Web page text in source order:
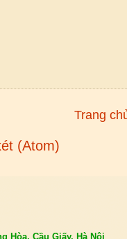
Trang
(Atom)
Hòa, Cầu Giấy, Hà Nội